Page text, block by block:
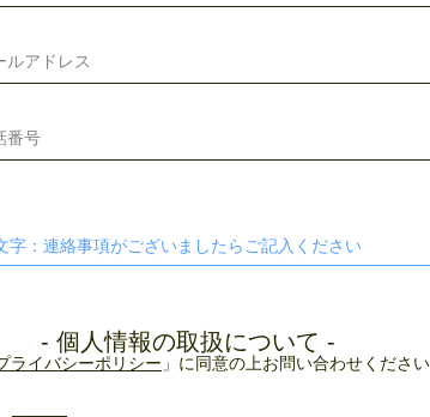
- 個人情報の取扱について -
ライバシーポリシー 」に同意の上お問い合わせくださ